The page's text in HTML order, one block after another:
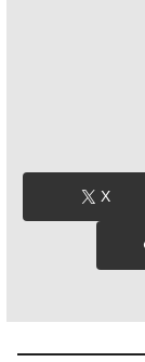
X